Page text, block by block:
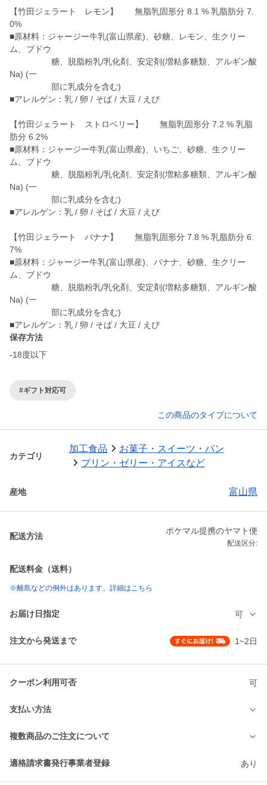
【竹田ジェラート レモン】 無脂乳固形分 8.1 % 乳脂肪分 7.
0%
■原材料：ジャージー牛乳(富山県産)、砂糖、レモン、生クリー
ム、ブドウ
糖、脱脂粉乳/乳化剤、安定剤(増粘多糖類、アルギン酸
Na) (一
部に乳成分を含む)
■アレルゲン：乳 / 卵 / そば / 大豆 / えび
【竹田ジェラート ストロベリー】 無脂乳固形分 7.2 % 乳脂
肪分 6.2%
■原材料：ジャージー牛乳(富山県産)、いちご、砂糖、生クリー
ム、ブドウ
糖、脱脂粉乳/乳化剤、安定剤(増粘多糖類、アルギン酸
Na) (一
部に乳成分を含む)
■アレルゲン：乳 / 卵 / そば / 大豆 / えび
【竹田ジェラート バナナ】 無脂乳固形分 7.8 % 乳脂肪分 6.
7%
■原材料：ジャージー牛乳(富山県産)、バナナ、砂糖、生クリー
ム、ブドウ
糖、脱脂粉乳/乳化剤、安定剤(増粘多糖類、アルギン酸
Na) (一
部に乳成分を含む)
保存方法
-18度以下
#ギフト対応可
この商品のタイプについて
カテゴリ
加工食品
お菓子・スイーツ・パン
プリン・ゼリー・アイスなど
産地 富山県
配送方法
ポケマル提携のヤマト便
配送区分:
配送料金（送料）
※離島などの例外はあります。詳細はこちら
お届け日指定 可
注文から発送まで 1~2日
クーポン利用可否 可
支払い方法
複数商品のご注文について
適格請求書発行事業者登録 あり